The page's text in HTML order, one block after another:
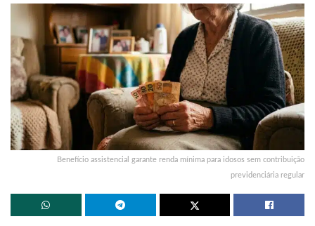
Benefício assistencial garante renda mínima para idosos sem contribuição
previdenciária regular